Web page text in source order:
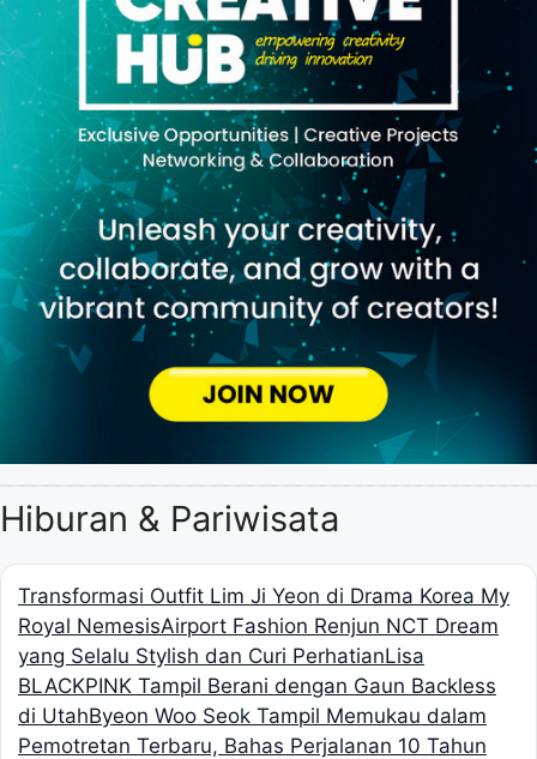
Hiburan & Pariwisata
Transformasi Outfit Lim Ji Yeon di Drama Korea My
Royal NemesisAirport Fashion Renjun NCT Dream
yang Selalu Stylish dan Curi PerhatianLisa
BLACKPINK Tampil Berani dengan Gaun Backless
di UtahByeon Woo Seok Tampil Memukau dalam
Pemotretan Terbaru, Bahas Perjalanan 10 Tahun